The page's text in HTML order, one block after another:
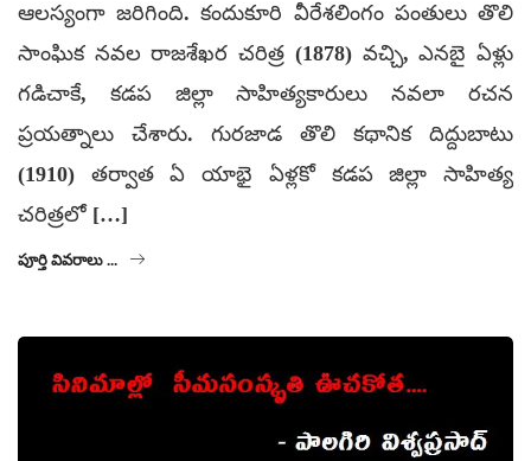
ఆలస్యంగా జరిగింది. కందుకూరి వీరేశలింగం పంతులు తొలి
సాంఘిక నవల రాజశేఖర చరిత్ర (1878) వచ్చి, ఎనబై ఏళ్లు
గడిచాకే, కడప జిల్లా సాహిత్యకారులు నవలా రచన
ప్రయత్నాలు చేశారు. గురజాడ తొలి కథానిక దిద్దుబాటు
(1910) తర్వాత ఏ యాభై ఏళ్లకో కడప జిల్లా సాహిత్య
చరిత్రలో […]
పూర్తి వివరాలు ...